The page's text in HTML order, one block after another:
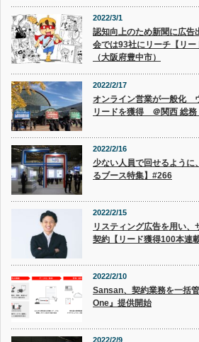
2022/3/1
認知向上のため新聞に広告
会では93社にリーチ【リ
（大阪府豊中市）
2022/2/17
オンライン営業が一般化
リードを獲得 ＠関西 総務
2022/2/16
少ない人員で回せるように
るブース特集】#266
2022/2/15
リスティング広告を用い
契約【リード獲得100本連
2022/2/10
Sansan、契約業務を一括
One』提供開始
2022/2/9